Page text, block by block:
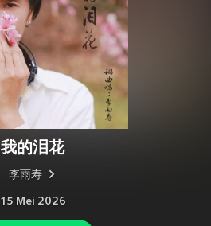
我的泪花
李雨寿
15 Mei 2026